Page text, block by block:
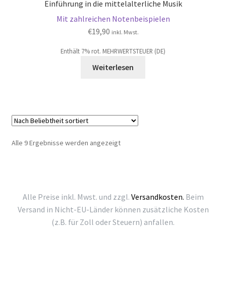
Einführung in die mittelalterliche Musik
Mit zahlreichen Notenbeispielen
€19,90 inkl. Mwst.
Enthält 7% rot. MEHRWERTSTEUER (DE)
Weiterlesen
Alle 9 Ergebnisse werden angezeigtNach
Alle Preise inkl. Mwst. und zzgl. Versandkosten. Beim
Versand in Nicht-EU-Länder können zusätzliche Kosten
(z.B. für Zoll oder Steuern) anfallen.